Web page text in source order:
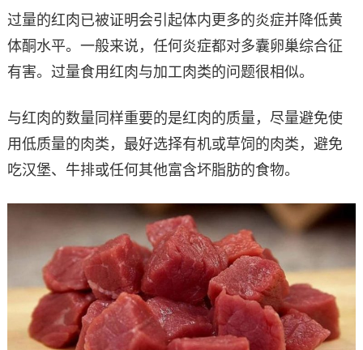
过量的红肉已被证明会引起体内更多的炎症并降低黄
体酮水平。一般来说，任何炎症都对多囊卵巢综合征
有害。过量食用红肉与加工肉类的问题很相似。
与红肉的数量同样重要的是红肉的质量，尽量避免使
用低质量的肉类，最好选择有机或草饲的肉类，避免
吃汉堡、牛排或任何其他富含坏脂肪的食物。